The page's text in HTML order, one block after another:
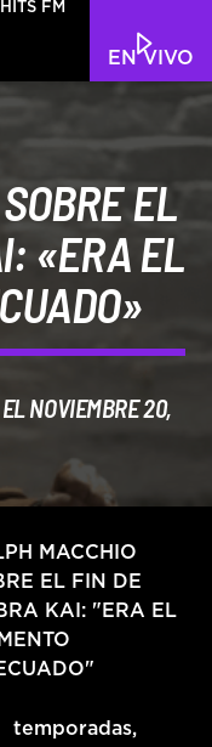
EN VIVO
HITS FM
EL
«ERA EL
EL NOVIEMBRE 20,
MACCHIO
EL FIN DE
KAI: "ERA EL